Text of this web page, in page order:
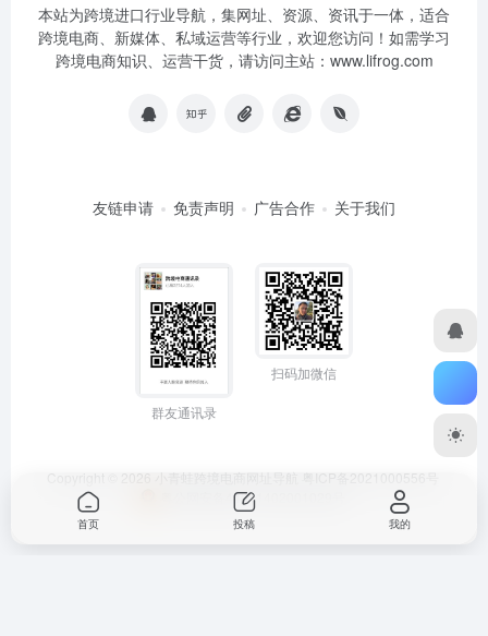
本站为跨境进口行业导航，集网址、资源、资讯于一体，适合
跨境电商、新媒体、私域运营等行业，欢迎您访问！如需学习
跨境电商知识、运营干货，请访问主站：www.lifrog.com
友链申请 免责声明 广告合作 关于我们
群友通讯录
扫码加微信
Copyright © 2026 小青蛙跨境电商网址导航
粤ICP备2021000556号
粤公网安备44011402001029号
首页 投稿 我的